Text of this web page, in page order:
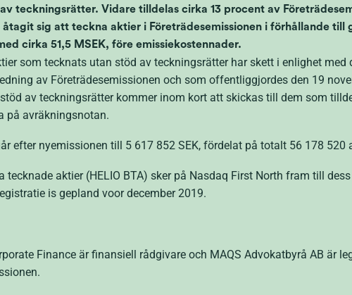
teckningsrätter. Vidare tilldelas cirka 13 procent av
sig att teckna aktier i Företrädesemissionen i förhållande till
cirka 51,5 MSEK, före emissiekostennader.
som tecknats utan stöd av teckningsrätter har skett i enlighet
av Företrädesemissionen och som offentliggjordes den 19
av teckningsrätter kommer inom kort att skickas till dem som
på avräkningsnotan.
efter nyemissionen till 5 617 852 SEK, fördelat på totalt 56 178 520
tecknade aktier (HELIO BTA) sker på Nasdaq First North fram till
is gepland voor december 2019.
Finance är finansiell rådgivare och MAQS Advokatbyrå AB är